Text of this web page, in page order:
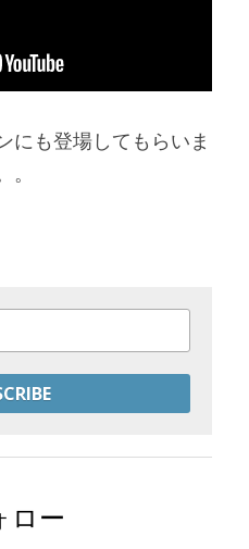
にも登場してもらいま
ロー